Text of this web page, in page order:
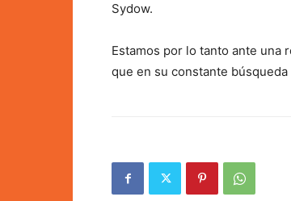
Sydow.
Estamos por lo tanto ante una
que en su constante